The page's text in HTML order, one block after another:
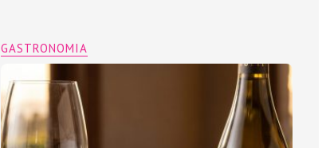
GASTRONOMIA